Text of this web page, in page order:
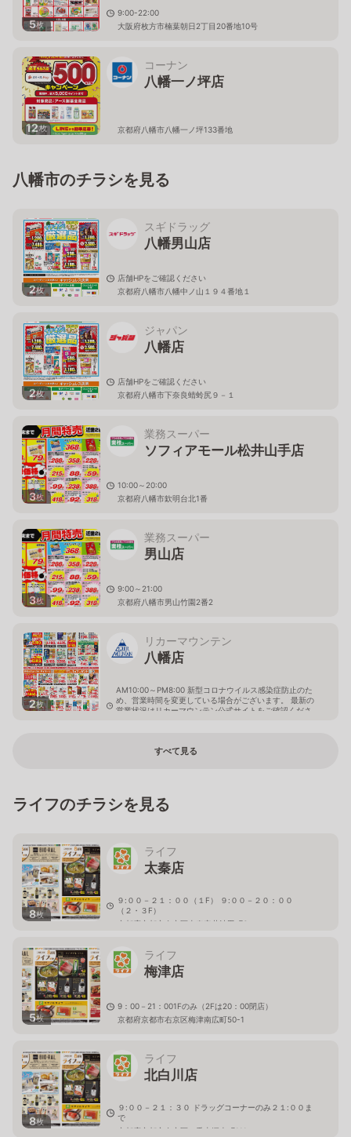
5枚
9:00-22:00
大阪府枚方市楠葉朝日2丁目20番地10号
12枚
コーナン
八幡一ノ坪店
京都府八幡市八幡一ノ坪133番地
八幡市のチラシを見る
2枚
スギドラッグ
八幡男山店
店舗HPをご確認ください
京都府八幡市八幡中ノ山１９４番地１
2枚
ジャパン
八幡店
店舗HPをご確認ください
京都府八幡市下奈良蜻蛉尻９－１
3枚
業務スーパー
ソフィアモール松井山手店
10:00～20:00
京都府八幡市欽明台北1番
3枚
業務スーパー
男山店
9:00～21:00
京都府八幡市男山竹園2番2
2枚
リカーマウンテン
八幡店
AM10:00～PM8:00 新型コロナウイルス感染症防止のた
め、営業時間を変更している場合がございます。 最新の
営業状況はリカーマウンテン公式サイトをご確認くださ
すべて見る
ライフのチラシを見る
8枚
ライフ
太秦店
９:００－２１：００（１F） ９:００－２０：００
（２・３F）
京都府京都市右京区太秦安井池田町6
5枚
ライフ
梅津店
9：00－21：001Fのみ（2Fは20：00閉店）
京都府京都市右京区梅津南広町50-1
8枚
ライフ
北白川店
９:００－２１：３０ ドラッグコーナーのみ２１:００ま
で
京都府京都市左京区一乗寺塚本町111